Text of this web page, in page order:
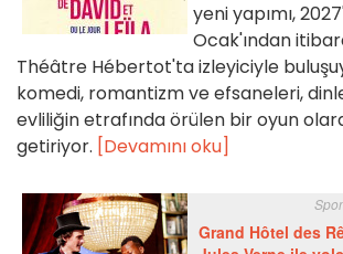
yeni yapımı,
Ocak'ından
Théâtre Hébertot'ta izleyiciyle
komedi, romantizm ve efsaneleri,
evliliğin etrafında örülen bir oyun
getiriyor. [Devamını oku]